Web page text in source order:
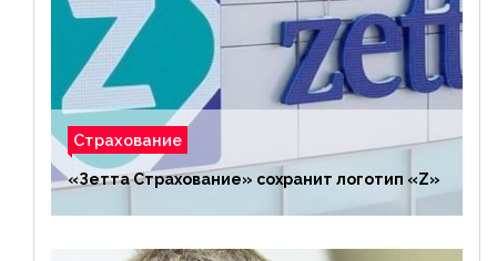
Страхование
«Зетта Страхование» сохранит логотип «Z»